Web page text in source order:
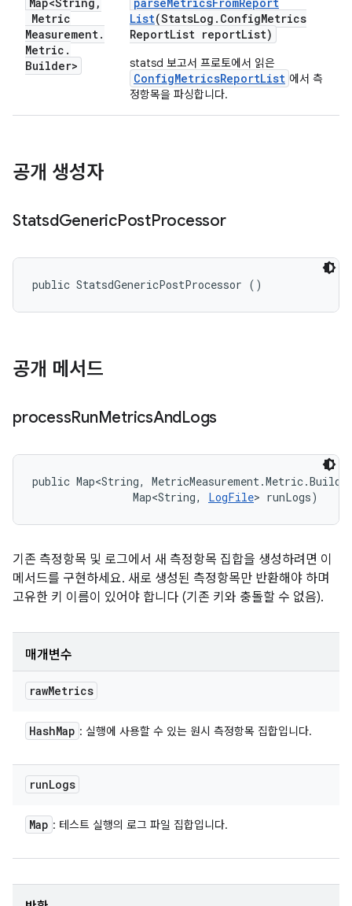
Metric
Measurement.
Metric .
Builder>
List(StatsLog . ConfigMetrics
ReportList reportList)
statsd 보고서 프로토에서 읽은
ConfigMetricsReportList 에서 측
정항목을 파싱합니다.
공개 생성자
StatsdGenericPostProcessor
public StatsdGenericPostProcessor ()
공개 메서드
processRunMetricsAndLogs
public Map<String,
                Map<String,
LogFile> runLogs)
기존 측정항목 및 로그에서 새 측정항목 집합을 생성하려면 이
메서드를 구현하세요. 새로 생성된 측정항목만 반환해야 하며
고유한 키 이름이 있어야 합니다 (기존 키와 충돌할 수 없음).
매개변수
rawMetrics
HashMap : 실행에 사용할 수 있는 원시 측정항목 집합입니다.
runLogs
Map : 테스트 실행의 로그 파일 집합입니다.